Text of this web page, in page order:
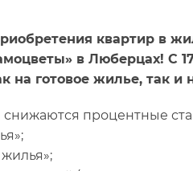
квартир в
в Люберцах! С 17
на готовое жилье, так и
процентные